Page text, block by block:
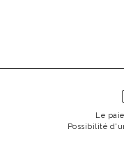
Le
Possibilité